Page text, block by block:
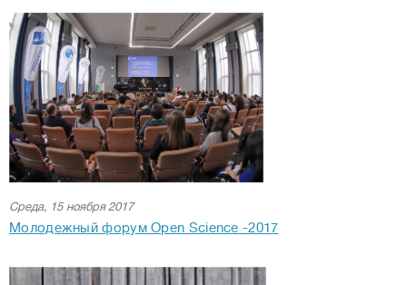
Среда, 15 ноября 2017
Молодежный форум Open Science -2017